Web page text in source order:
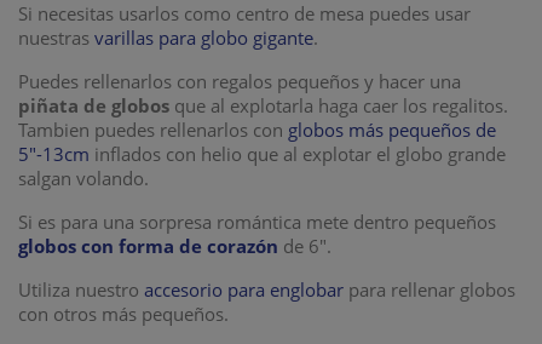
Si necesitas usarlos como centro de mesa puedes usar
nuestras varillas para globo gigante.
Puedes rellenarlos con regalos pequeños y hacer una
piñata de globos que al explotarla haga caer los regalitos.
Tambien puedes rellenarlos con globos más pequeños de
5"-13cm inflados con helio que al explotar el globo grande
salgan volando.
Si es para una sorpresa romántica mete dentro pequeños
globos con forma de corazón de 6".
Utiliza nuestro accesorio para englobar para rellenar globos
con otros más pequeños.